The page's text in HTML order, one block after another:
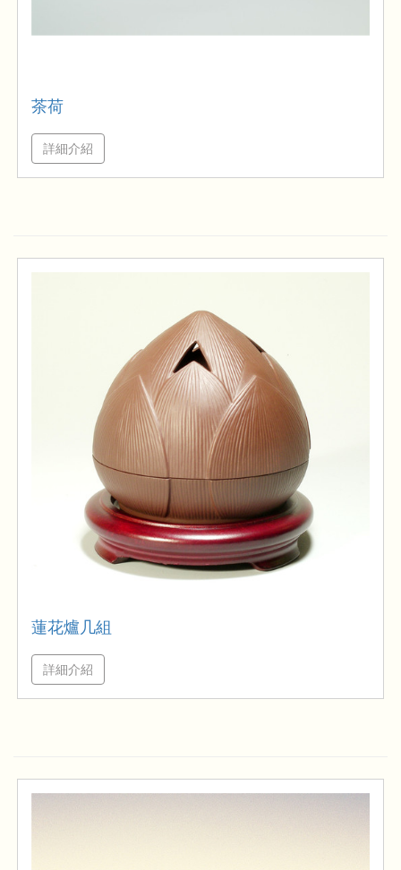
茶荷
詳細介紹
蓮花爐几組
詳細介紹